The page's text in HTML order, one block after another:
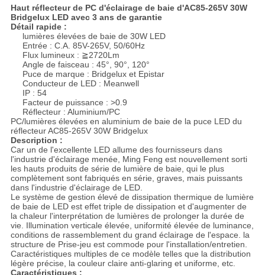
Haut réflecteur de PC d'éclairage de baie d'AC85-265V 30W
Bridgelux LED avec 3 ans de garantie
Détail rapide :
lumières élevées de baie de 30W LED
Entrée : C.A. 85V-265V, 50/60Hz
Flux lumineux : ≧2720Lm
Angle de faisceau : 45°, 90°, 120°
Puce de marque : Bridgelux et Epistar
Conducteur de LED : Meanwell
IP : 54
Facteur de puissance : >0.9
Réflecteur : Aluminium/PC
PC/lumières élevées en aluminium de baie de la puce LED du
réflecteur AC85-265V 30W Bridgelux
Description :
Car un de l'excellente LED allume des fournisseurs dans
l'industrie d'éclairage menée, Ming Feng est nouvellement sorti
les hauts produits de série de lumière de baie, qui le plus
complètement sont fabriqués en série, graves, mais puissants
dans l'industrie d'éclairage de LED.
Le système de gestion élevé de dissipation thermique de lumière
de baie de LED est effet triple de dissipation et d'augmenter de
la chaleur l'interprétation de lumières de prolonger la durée de
vie. Illumination verticale élevée, uniformité élevée de luminance,
conditions de rassemblement du grand éclairage de l'espace. la
structure de Prise-jeu est commode pour l'installation/entretien.
Caractéristiques multiples de ce modèle telles que la distribution
légère précise, la couleur claire anti-glaring et uniforme, etc.
Caractéristiques :